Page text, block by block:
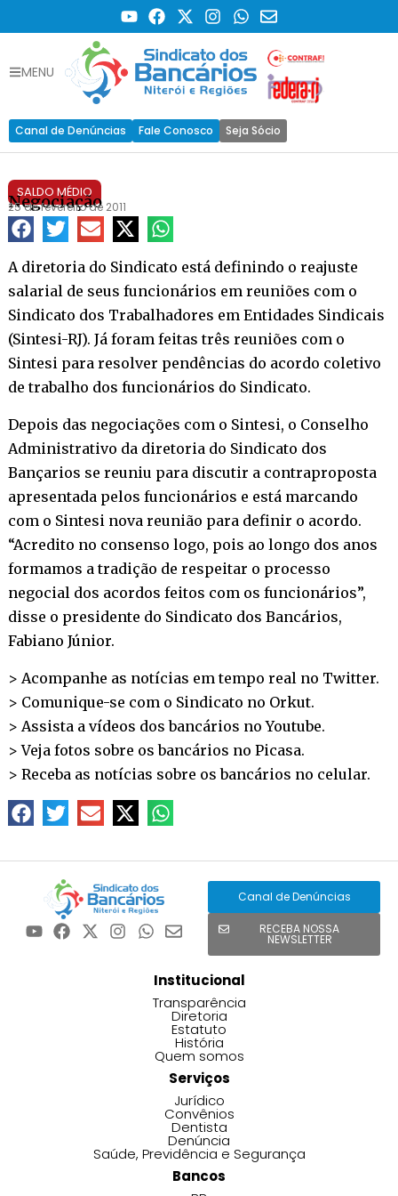
MENU
Canal de Denúncias Fale Conosco Seja Sócio
SALDO MÉDIO
Negociação
25 de fevereiro de 2011
A diretoria do Sindicato está definindo o reajuste
salarial de seus funcionários em reuniões com o
Sindicato dos Trabalhadores em Entidades Sindicais
(Sintesi-RJ). Já foram feitas três reuniões com o
Sintesi para resolver pendências do acordo coletivo
de trabalho dos funcionários do Sindicato.
Depois das negociações com o Sintesi, o Conselho
Administrativo da diretoria do Sindicato dos
Bançarios se reuniu para discutir a contraproposta
apresentada pelos funcionários e está marcando
com o Sintesi nova reunião para definir o acordo.
“Acredito no consenso logo, pois ao longo dos anos
formamos a tradição de respeitar o processo
negocial dos acordos feitos com os funcionários”,
disse o presidente do Sindicato dos Bancários,
Fabiano Júnior.
> Acompanhe as notícias em tempo real no Twitter.
> Comunique-se com o Sindicato no Orkut.
> Assista a vídeos dos bancários noYoutube.
> Veja fotos sobre os bancários no Picasa.
> Receba as notícias sobre os bancários no celular.
Canal de Denúncias
RECEBA NOSSA
NEWSLETTER
Institucional
Transparência
Diretoria
Estatuto
História
Quem somos
Serviços
Jurídico
Convênios
Dentista
Denúncia
Saúde, Previdência e Segurança
Bancos